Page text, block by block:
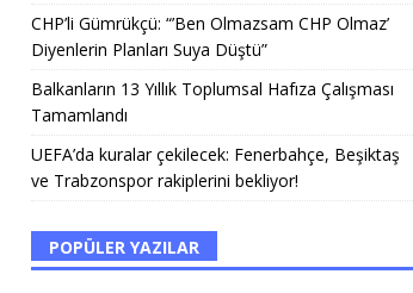
CHP’li Gümrükçü: “’Ben Olmazsam CHP Olmaz’
Diyenlerin Planları Suya Düştü”
Balkanların 13 Yıllık Toplumsal Hafıza Çalışması
Tamamlandı
UEFA’da kuralar çekilecek: Fenerbahçe, Beşiktaş
ve Trabzonspor rakiplerini bekliyor!
POPÜLER YAZILAR